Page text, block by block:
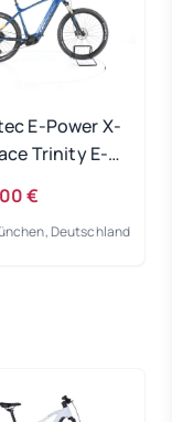
E-Power X-
Trinity E-
€
Deutschland